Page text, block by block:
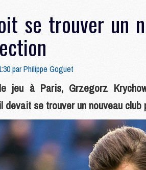
se trouver un
parPhilippe Goguet
jeu à Paris, Grzegorz
se trouver un nouveau